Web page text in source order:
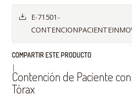
E-71501-
COMPARTIR ESTE PRODUCTO
|
Contención de Paciente
Tórax